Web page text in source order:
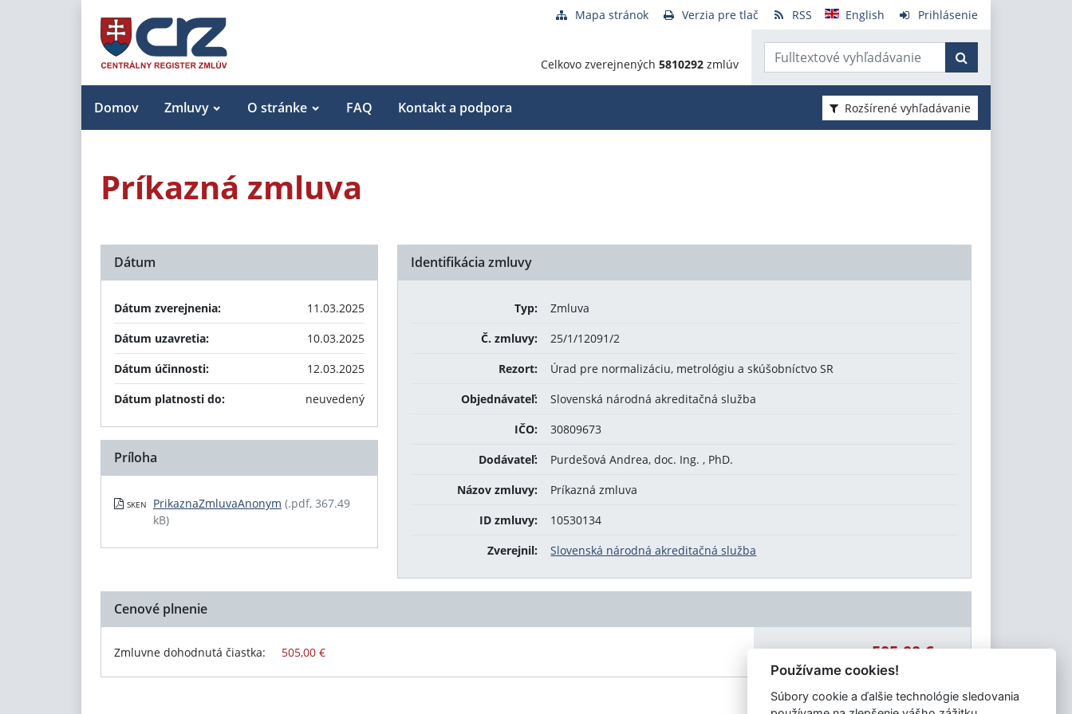
Mapa stránok Verzia pre tlač RSS English Prihlásenie
Celkovo zverejnených 5810292 zmlúv
Domov Zmluvy O stránke FAQ Kontakt a podpora Rozšírené vyhľadávanie
Príkazná zmluva
Identifikácia zmluvy
Typ:
Zmluva
Č. zmluvy:
25/1/12091/2
Rezort:
Úrad pre normalizáciu, metrológiu a skúšobníctvo SR
Objednávateľ:
Slovenská národná akreditačná služba
IČO:
30809673
Dodávateľ:
Purdešová Andrea, doc. Ing. , PhD.
Názov zmluvy:
Príkazná zmluva
ID zmluvy:
10530134
Zverejnil:
Slovenská národná akreditačná služba
Dátum
Dátum zverejnenia:
11.03.2025
Dátum uzavretia:
10.03.2025
Dátum účinnosti:
12.03.2025
Dátum platnosti do:
neuvedený
Príloha
SKEN PrikaznaZmluvaAnonym (.pdf, 367.49
kB)
Cenové plnenie
Zmluvne dohodnutá čiastka: 505,00 € Celková čiastka: 505,00 €
Používame cookies!
Súbory cookie a ďalšie technológie sledovania